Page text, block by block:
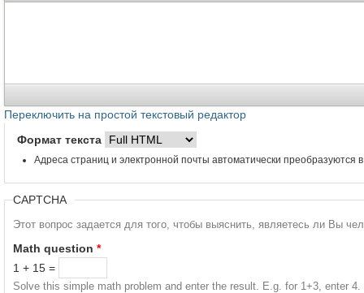
Переключить на простой текстовый редактор
Формат текста
Адреса страниц и электронной почты автоматически преобразуются
CAPTCHA
Этот вопрос задается для того, чтобы выяснить, являетесь ли Вы
Math question *
1 + 15 =
Solve this simple math problem and enter the result. E.g. for 1+3, enter 4.